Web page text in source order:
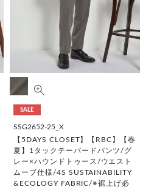
SALE
SSG2652-25_X
【5DAYS CLOSET】【RBC】【春
夏】1タックテーパードパンツ/グ
レー×ハウンドトゥース/ウエスト
ムーブ仕様/4S SUSTAINABILITY
&ECOLOGY FABRIC/※裾上げ必